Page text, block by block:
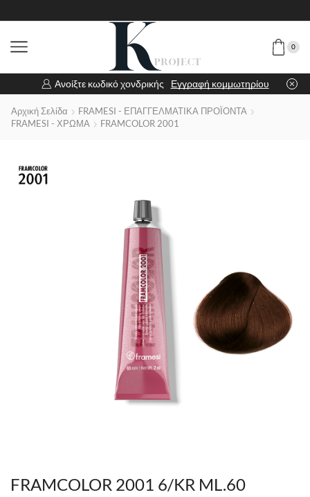
0
Ανοίξτε κωδικό χονδρικής Εγγραφή κομμωτηρίου
Αρχική Σελίδα
FRAMESI - ΕΠΑΓΓΕΛΜΑΤΙΚΑ ΠΡΟΪΟΝΤΑ
FRAMESI - ΧΡΩΜΑ
FRAMCOLOR 2001
FRAMCOLOR 2001 6/KR ML.60